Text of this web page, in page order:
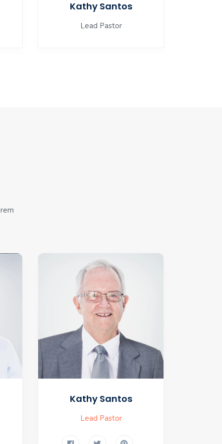
Kathy Santos
Lead Pastor
Kathy Santos
Lead Pastor